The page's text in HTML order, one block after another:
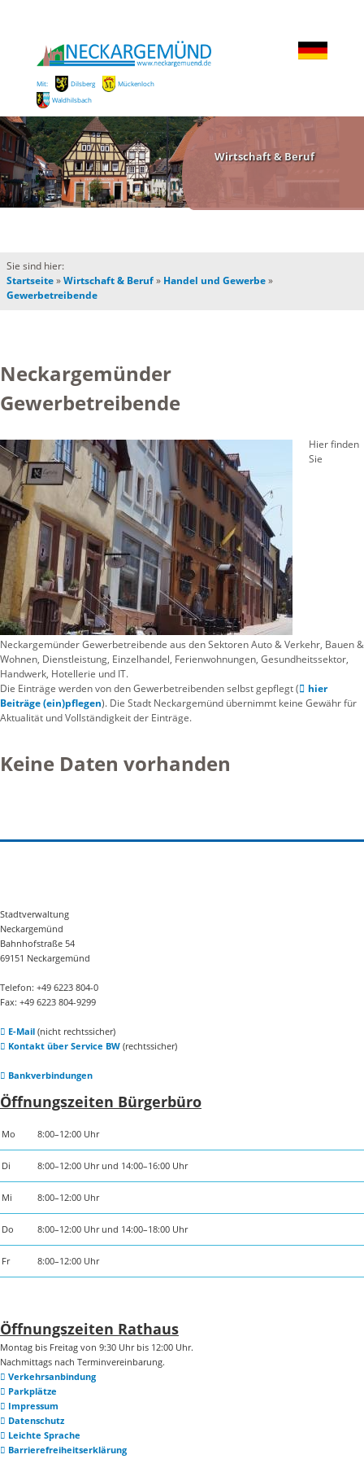
Mit: Dilsberg
Mückenloch
Waldhilsbach
Wirtschaft & Beruf
Sie sind hier:
Startseite»Wirtschaft & Beruf» Handel und Gewerbe»
Gewerbetreibende
Neckargemünder
Gewerbetreibende
Hier finden
Sie
Neckargemünder Gewerbetreibende aus den Sektoren Auto & Verkehr, Bauen &
Wohnen, Dienstleistung, Einzelhandel, Ferienwohnungen, Gesundheitssektor,
Handwerk, Hotellerie und IT.
Die Einträge werden von den Gewerbetreibenden selbst gepflegt (
hier
Beiträge (ein)pflegen). Die Stadt Neckargemünd übernimmt keine Gewähr für
Aktualität und Vollständigkeit der Einträge.
Keine Daten vorhanden
Stadtverwaltung
Neckargemünd
Bahnhofstraße 54
69151 Neckargemünd
Telefon: +49 6223 804-0
Fax: +49 6223 804-9299
E-Mail(nicht rechtssicher)
Kontakt über Service BW(rechtssicher)
Bankverbindungen
Öffnungszeiten Bürgerbüro
Mo 8:00–12:00 Uhr
Di 8:00–12:00 Uhr und 14:00–16:00 Uhr
Mi 8:00–12:00 Uhr
Do 8:00–12:00 Uhr und 14:00–18:00 Uhr
Fr 8:00–12:00 Uhr
Öffnungszeiten Rathaus
Montag bis Freitag von 9:30 Uhr bis 12:00 Uhr.
Nachmittags nach Terminvereinbarung.
Verkehrsanbindung
Parkplätze
Impressum
Datenschutz
Leichte Sprache
Barrierefreiheitserklärung